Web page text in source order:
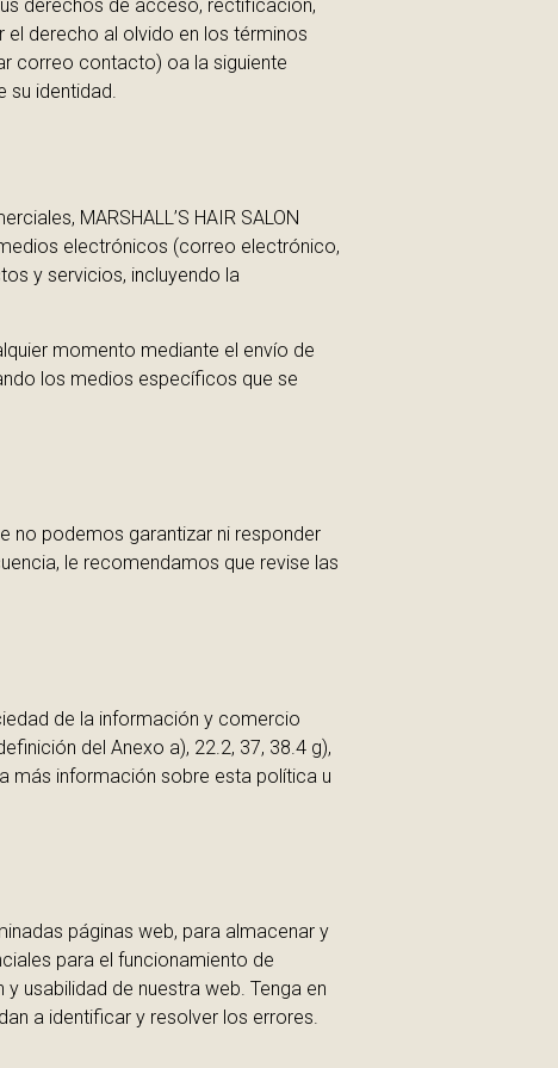
derechos de acceso, rectificación,
derecho al olvido en los términos
correo contacto) oa la siguiente
su identidad.
MARSHALL’S HAIR SALON
electrónicos (correo electrónico,
y servicios, incluyendo la
momento mediante el envío de
los medios específicos que se
no podemos garantizar ni responder
le recomendamos que revise las
de la información y comercio
del Anexo a), 22.2, 37, 38.4 g),
más información sobre esta política u
páginas web, para almacenar y
para el funcionamiento de
usabilidad de nuestra web. Tenga en
a identificar y resolver los errores.